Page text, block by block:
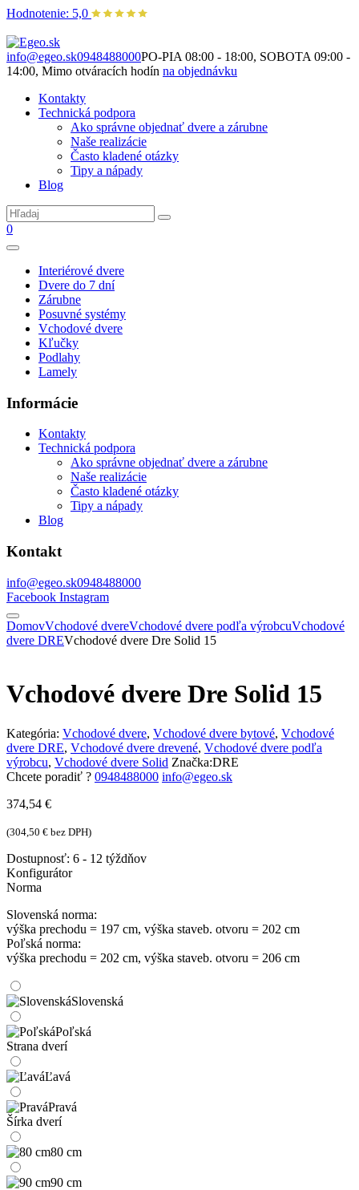
Hodnotenie: 5,0
info@egeo.sk0948488000PO-PIA 08:00 - 18:00, SOBOTA 09:00 -
14:00, Mimo otváracích hodín na objednávku
Kontakty
Technická podpora
Ako správne objednať dvere a zárubne
Naše realizácie
Často kladené otázky
Tipy a nápady
Blog
0
Interiérové dvere
Dvere do 7 dní
Zárubne
Posuvné systémy
Vchodové dvere
Kľučky
Podlahy
Lamely
Informácie
Kontakty
Technická podpora
Ako správne objednať dvere a zárubne
Naše realizácie
Často kladené otázky
Tipy a nápady
Blog
Kontakt
info@egeo.sk0948488000
Facebook Instagram
DomovVchodové dvereVchodové dvere podľa výrobcuVchodové
dvere DREVchodové dvere Dre Solid 15
Vchodové dvere Dre Solid 15
Kategória: Vchodové dvere, Vchodové dvere bytové, Vchodové
dvere DRE, Vchodové dvere drevené, Vchodové dvere podľa
výrobcu, Vchodové dvere Solid Značka:DRE
Chcete poradiť ? 0948488000 info@egeo.sk
374,54 €
(304,50 € bez DPH)
Dostupnosť: 6 - 12 týždňov
Konfigurátor
Norma
Slovenská norma:
výška prechodu = 197 cm, výška staveb. otvoru = 202 cm
Poľská norma:
výška prechodu = 202 cm, výška staveb. otvoru = 206 cm
Slovenská
Poľská
Strana dverí
Ľavá
Pravá
Šírka dverí
80 cm
90 cm